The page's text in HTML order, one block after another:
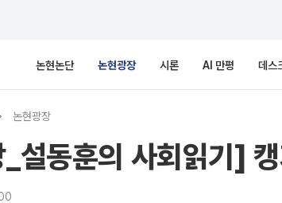
논현논단 논현광장 시론 AI 만평 데스
논현광장
설동훈의 사회읽기]